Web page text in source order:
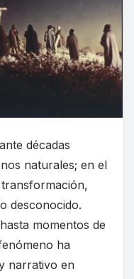
décadas
naturales; en el
desconocido.
momentos de
ha
narrativo en